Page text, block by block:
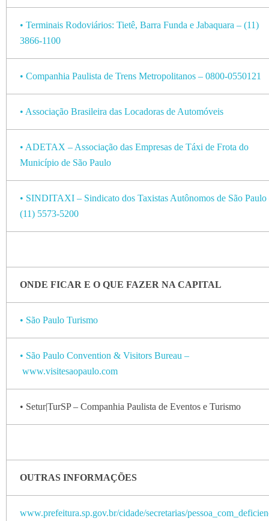
• Terminais Rodoviários: Tietê, Barra Funda e Jabaquara – (11)
3866-1100
• Companhia Paulista de Trens Metropolitanos – 0800-0550121
• Associação Brasileira das Locadoras de Automóveis
• ADETAX – Associação das Empresas de Táxi de Frota do
Município de São Paulo
• SINDITAXI – Sindicato dos Taxistas Autônomos de São Paulo
(11) 5573-5200
ONDE FICAR E O QUE FAZER NA CAPITAL
• São Paulo Turismo
• São Paulo Convention & Visitors Bureau –
www.visitesaopaulo.com
• Setur|TurSP – Companhia Paulista de Eventos e Turismo
OUTRAS INFORMAÇÕES
www.prefeitura.sp.gov.br/cidade/secretarias/